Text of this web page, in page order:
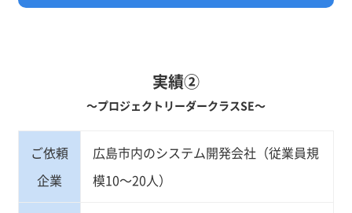
実績②
～プロジェクトリーダークラスSE～
ご依頼
企業
広島市内のシステム開発会社（従業員規
模10～20人）